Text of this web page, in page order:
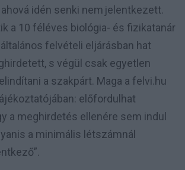
idén senki nem jelentkezett.
a 10 féléves biológia- és fizikatanár
felvételi eljárásban hat
s végül csak egyetlen
a szakpárt. Maga a felvi.hu
előfordulhat
a meghirdetés ellenére sem indul
a minimális létszámnál